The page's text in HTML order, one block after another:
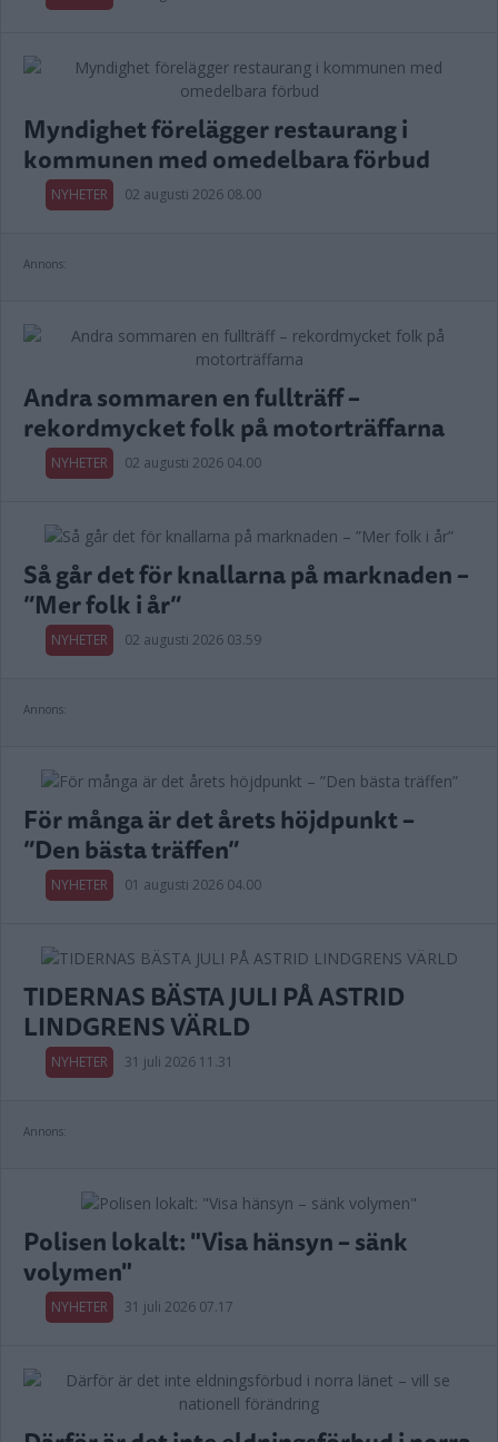
Myndighet förelägger restaurang i
kommunen med omedelbara förbud
NYHETER 02 augusti 2026 08.00
Annons:
Andra sommaren en fullträff –
rekordmycket folk på motorträffarna
NYHETER 02 augusti 2026 04.00
Så går det för knallarna på marknaden –
”Mer folk i år”
NYHETER 02 augusti 2026 03.59
Annons:
För många är det årets höjdpunkt –
”Den bästa träffen”
NYHETER 01 augusti 2026 04.00
TIDERNAS BÄSTA JULI PÅ ASTRID
LINDGRENS VÄRLD
NYHETER 31 juli 2026 11.31
Annons:
Polisen lokalt: "Visa hänsyn – sänk
volymen"
NYHETER 31 juli 2026 07.17